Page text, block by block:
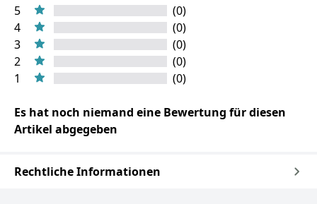
5
(0)
4
(0)
3
(0)
2
(0)
1
(0)
Es hat noch niemand eine Bewertung für diesen
Artikel abgegeben
Rechtliche Informationen